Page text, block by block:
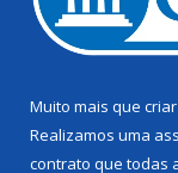
Muito mais que
Realizamos uma
contrato que todas